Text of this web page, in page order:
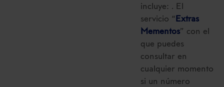
incluye: . El
servicio “Extras
Mementos” con el
que puedes
consultar en
cualquier momento
si un número